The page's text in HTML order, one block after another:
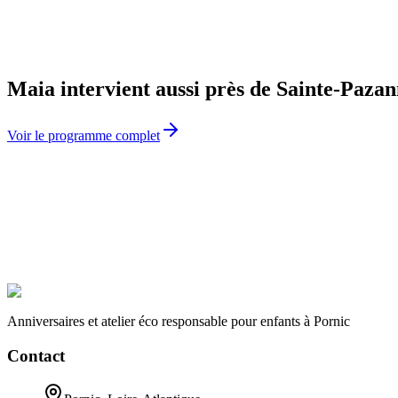
Maia intervient aussi près de Sainte-
Voir le programme complet
Anniversaires et atelier éco responsable pour enfants à Pornic
Contact